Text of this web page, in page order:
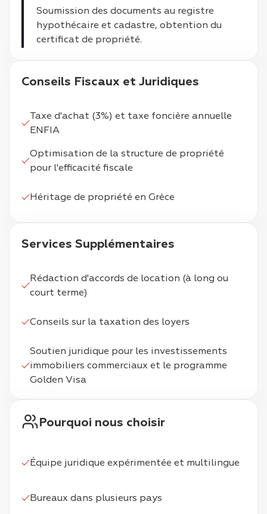
Soumission des documents au registre
hypothécaire et cadastre, obtention du
certificat de propriété.
Conseils Fiscaux et Juridiques
Taxe d'achat (3%) et taxe foncière annuelle
ENFIA
Optimisation de la structure de propriété
pour l'efficacité fiscale
Héritage de propriété en Grèce
Services Supplémentaires
Rédaction d'accords de location (à long ou
court terme)
Conseils sur la taxation des loyers
Soutien juridique pour les investissements
immobiliers commerciaux et le programme
Golden Visa
Pourquoi nous choisir
Équipe juridique expérimentée et multilingue
Bureaux dans plusieurs pays